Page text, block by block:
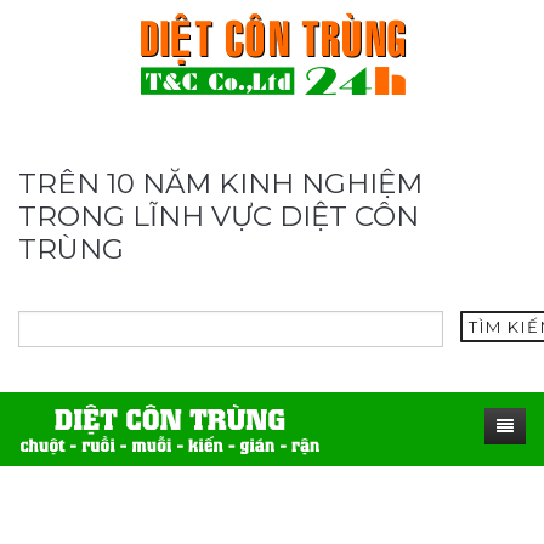
TRÊN 10 NĂM KINH NGHIỆM
TRONG LĨNH VỰC DIỆT CÔN
TRÙNG
TÌM